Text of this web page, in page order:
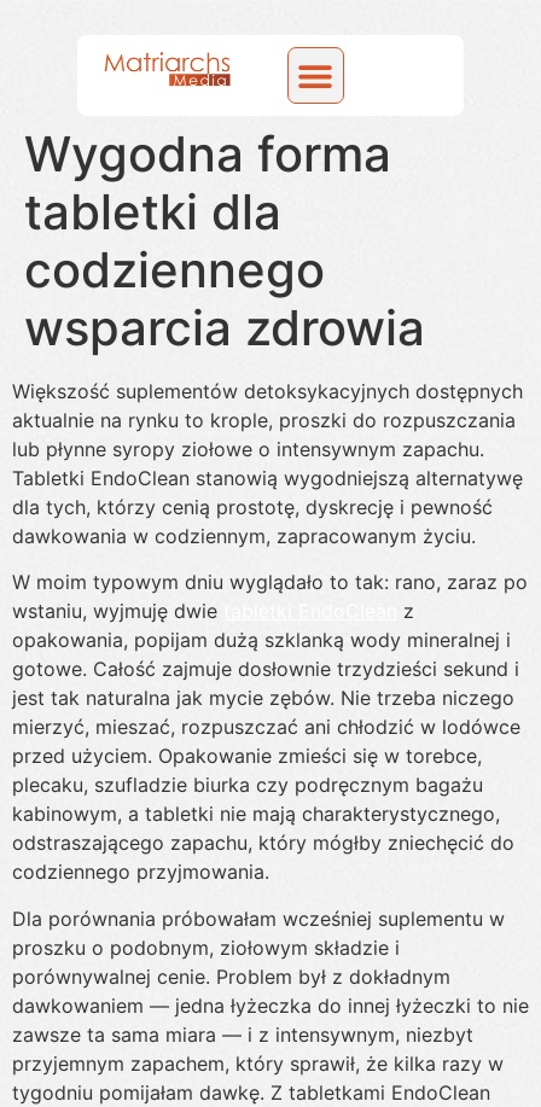
Wygodna forma
tabletki dla
codziennego
wsparcia zdrowia
Większość suplementów detoksykacyjnych dostępnych
aktualnie na rynku to krople, proszki do rozpuszczania
lub płynne syropy ziołowe o intensywnym zapachu.
Tabletki EndoClean stanowią wygodniejszą alternatywę
dla tych, którzy cenią prostotę, dyskrecję i pewność
dawkowania w codziennym, zapracowanym życiu.
W moim typowym dniu wyglądało to tak: rano, zaraz po
wstaniu, wyjmuję dwie
z
opakowania, popijam dużą szklanką wody mineralnej i
gotowe. Całość zajmuje dosłownie trzydzieści sekund i
jest tak naturalna jak mycie zębów. Nie trzeba niczego
mierzyć, mieszać, rozpuszczać ani chłodzić w lodówce
przed użyciem. Opakowanie zmieści się w torebce,
plecaku, szufladzie biurka czy podręcznym bagażu
kabinowym, a tabletki nie mają charakterystycznego,
odstraszającego zapachu, który mógłby zniechęcić do
codziennego przyjmowania.
Dla porównania próbowałam wcześniej suplementu w
proszku o podobnym, ziołowym składzie i
porównywalnej cenie. Problem był z dokładnym
dawkowaniem — jedna łyżeczka do innej łyżeczki to nie
zawsze ta sama miara — i z intensywnym, niezbyt
przyjemnym zapachem, który sprawił, że kilka razy w
tygodniu pomijałam dawkę. Z tabletkami EndoClean